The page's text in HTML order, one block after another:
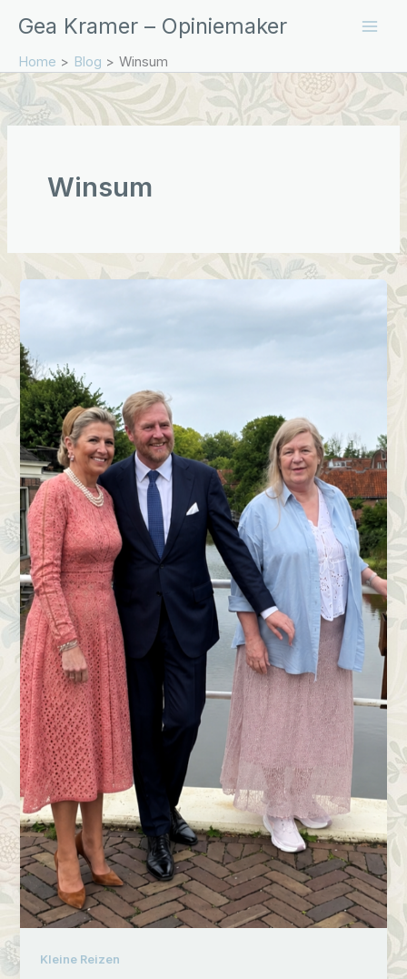
naar
inhoud
Gea Kramer – Opiniemaker
Home Blog Winsum
Winsum
Kleine Reizen